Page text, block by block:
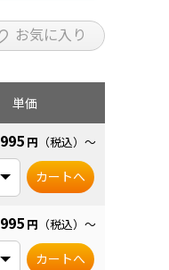
お気に入り
単価
995 円 （税込） ～
カートへ
995 円 （税込） ～
カートへ